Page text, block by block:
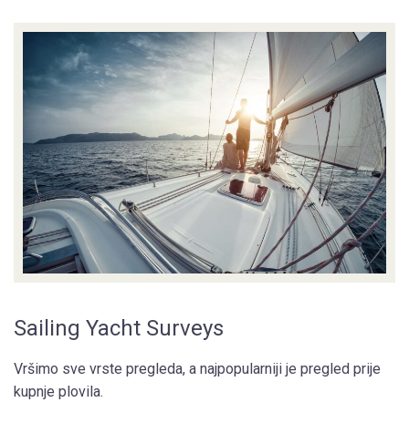
Sailing Yacht Surveys
Vršimo sve vrste pregleda, a najpopularniji je pregled prije
kupnje plovila.